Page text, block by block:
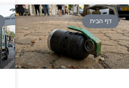
דף הבית